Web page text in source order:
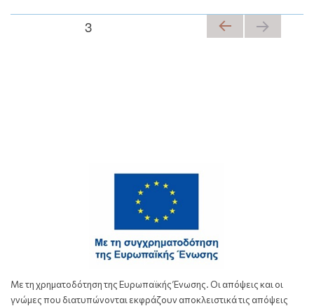
Σελιδοποίηση
ΠΡΟ
ΣΕΛΊΔΑ3
Με τη χρηματοδότηση της Ευρωπαϊκής Ένωσης. Οι απόψεις και οι
γνώμες που διατυπώνονται εκφράζουν αποκλειστικά τις απόψεις